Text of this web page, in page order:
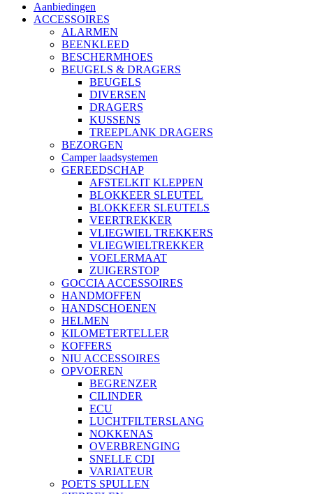
Aanbiedingen
ACCESSOIRES
ALARMEN
BEENKLEED
BESCHERMHOES
BEUGELS & DRAGERS
BEUGELS
DIVERSEN
DRAGERS
KUSSENS
TREEPLANK DRAGERS
BEZORGEN
Camper laadsystemen
GEREEDSCHAP
AFSTELKIT KLEPPEN
BLOKKEER SLEUTEL
BLOKKEER SLEUTELS
VEERTREKKER
VLIEGWIEL TREKKERS
VLIEGWIELTREKKER
VOELERMAAT
ZUIGERSTOP
GOCCIA ACCESSOIRES
HANDMOFFEN
HANDSCHOENEN
HELMEN
KILOMETERTELLER
KOFFERS
NIU ACCESSOIRES
OPVOEREN
BEGRENZER
CILINDER
ECU
LUCHTFILTERSLANG
NOKKENAS
OVERBRENGING
SNELLE CDI
VARIATEUR
POETS SPULLEN